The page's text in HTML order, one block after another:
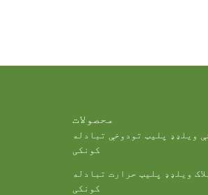
محصولات
ویلډډ پلیټ تودوخې تبادله
کونکی
ویلډډ پلیټ حرارت تبادله
کونکی